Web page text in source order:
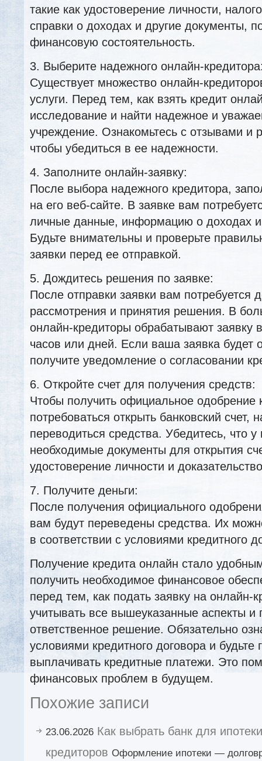
такие как удостоверение личности,
справки о доходах и другие документы,
финансовую состоятельность.
3. Выберите надежного онлайн-
Существует множество онлайн-
услуги. Перед тем, как взять кредит
исследование и найти надежное и
учреждение. Ознакомьтесь с отзывами и
чтобы убедиться в ее надежности.
4. Заполните онлайн-заявку:
После выбора надежного кредитора,
на его веб-сайте. В заявке вам
личные данные, информацию о доходах и
Будьте внимательны и проверьте
заявки перед ее отправкой.
5. Дождитесь решения по заявке:
После отправки заявки вам потребуется
рассмотрения и принятия решения. В
онлайн-кредиторы обрабатывают заявку
часов или дней. Если ваша заявка будет
получите уведомление о согласовании
6. Откройте счет для получения средств:
Чтобы получить официальное одобрение
потребоваться открыть банковский счет,
переводиться средства. Убедитесь, что у
необходимые документы для открытия
удостоверение личности и
7. Получите деньги:
После получения официального
вам будут переведены средства. Их
в соответствии с условиями кредитного
Получение кредита онлайн стало
получить необходимое финансовое
перед тем, как подать заявку на онлайн-
учитывать все вышеуказанные аспекты и
ответственное решение. Обязательно
условиями кредитного договора и будьте
выплачивать кредитные платежи. Это
финансовых проблем в будущем.
Похожие записи
23.06.2026 Как выбрать банк для
кредиторов Оформление ипотеки —